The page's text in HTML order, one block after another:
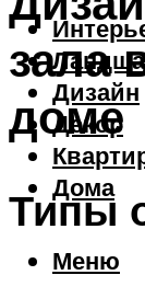
Дизайн
Декор
Дома
Меню
зала
доме
Типы